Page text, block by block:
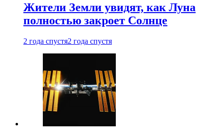
Жители Земли увидят, как Луна
полностью закроет Солнце
2 года спустя2 года спустя